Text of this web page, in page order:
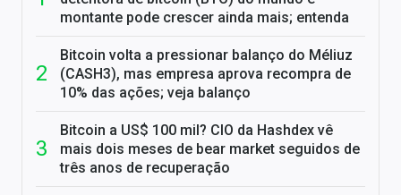
montante pode crescer ainda mais; entenda
Bitcoin volta a pressionar balanço do Méliuz
(CASH3), mas empresa aprova recompra de
10% das ações; veja balanço
Bitcoin a US$ 100 mil? CIO da Hashdex vê
mais dois meses de bear market seguidos de
três anos de recuperação